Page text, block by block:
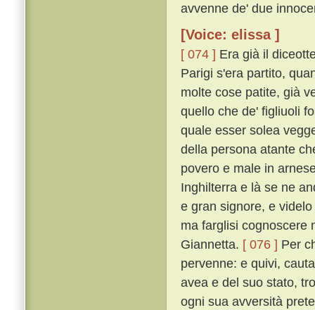
avvenne de' due
[Voice: elissa ]
[ 074 ] Era già il
Parigi s'era partito,
molte cose patite, già
quello che de' figliuoli
quale esser solea
della persona atante
povero e male in
Inghilterra e là se ne
e gran signore, e
ma farglisi cognoscere
Giannetta. [ 076 ] Per
pervenne: e quivi,
avea e del suo stato,
ogni sua avversità